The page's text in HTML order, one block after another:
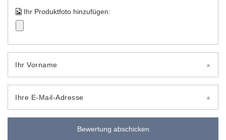
Ihr Produktfoto hinzufügen:
Ihr Vorname
Ihre E-Mail-Adresse
Bewertung abschicken